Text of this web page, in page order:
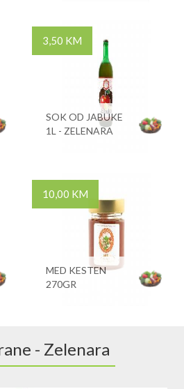
3,50 KM
SOK OD JABUKE
1L - ZELENARA
10,00 KM
MED KESTEN
270GR
- Zelenara